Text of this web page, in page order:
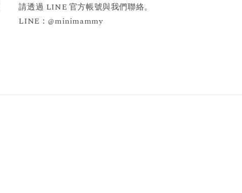
請透過 LINE 官方帳號與我們聯絡。
LINE：@minimammy